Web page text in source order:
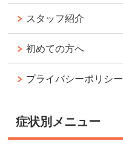
スタッフ紹介
初めての方へ
プライバシーポリシー
症状別メニュー